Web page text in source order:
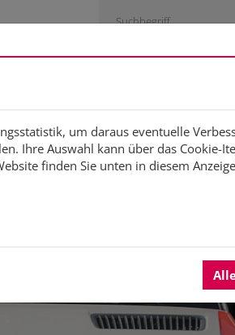
Studien Fortbildung
Rotes
um daraus eventuelle
Ihre Auswahl kann über das Cookie-
finden Sie unten in diesem